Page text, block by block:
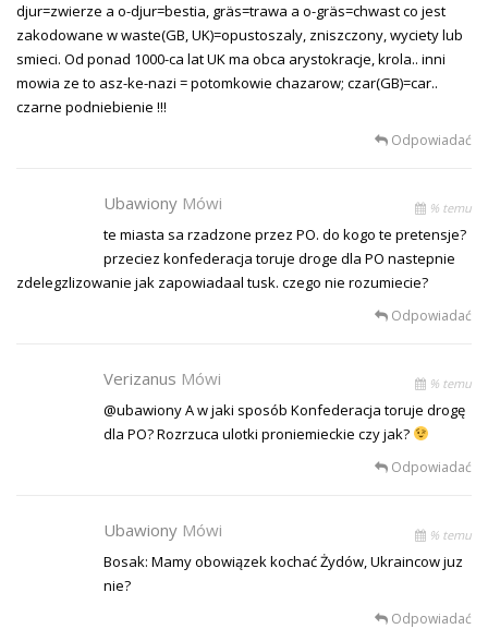
djur=zwierze a o-djur=bestia, gräs=trawa a o-gräs=chwast co jest
zakodowane w waste(GB, UK)=opustoszaly, zniszczony, wyciety lub
smieci. Od ponad 1000-ca lat UK ma obca arystokracje, krola.. inni
mowia ze to asz-ke-nazi = potomkowie chazarow; czar(GB)=car..
czarne podniebienie !!!
Odpowiadać
Ubawiony Mówi % temu
te miasta sa rzadzone przez PO. do kogo te pretensje?
przeciez konfederacja toruje droge dla PO nastepnie
zdelegzlizowanie jak zapowiadaal tusk. czego nie rozumiecie?
Odpowiadać
Verizanus Mówi % temu
@ubawiony A w jaki sposób Konfederacja toruje drogę
dla PO? Rozrzuca ulotki proniemieckie czy jak?
Odpowiadać
Ubawiony Mówi % temu
Bosak: Mamy obowiązek kochać Żydów, Ukraincow juz
nie?
Odpowiadać